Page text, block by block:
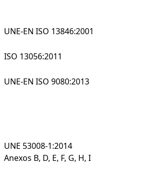
UNE-EN ISO 13846:2001
ISO 13056:2011
UNE-EN ISO 9080:2013
UNE 53008-1:2014
Anexos B, D, E, F, G, H, I